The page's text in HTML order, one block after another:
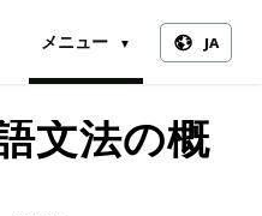
メニュー ▼ ja
文法の概